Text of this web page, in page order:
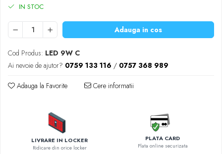
Convertoare tensiune
Prelungitoare
Stabilizatoare tensiune
Ventilatoare
Diverse gadgeturi
Periferice PC
Diverse accesorii auto
IN STOC
Adauga in cos
Cod Produs: LED 9W C
Ai nevoie de ajutor? 0759 133 116 / 0757 368 989
Adauga la Favorite Cere informatii
LIVRARE IN LOCKER
Ridicare din orice locker
PLATA CARD
Plata online securizata